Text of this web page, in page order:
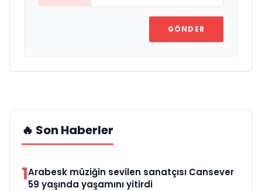
GÖNDER
🔥 Son Haberler
1Arabesk müziğin sevilen sanatçısı Cansever
59 yaşında yaşamını yitirdi